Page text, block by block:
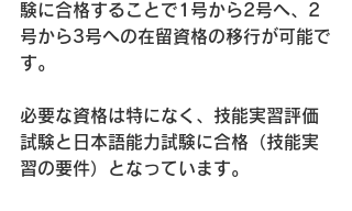
験に合格することで1号から2号へ、2
号から3号への在留資格の移行が可能で
す。
必要な資格は特になく、技能実習評価
試験と日本語能力試験に合格（技能実
習の要件）となっています。